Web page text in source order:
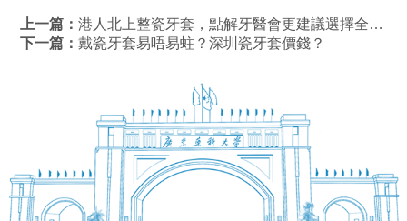
上一篇：港人北上整瓷牙套，點解牙醫會更建議選擇全瓷牙？維港口腔整瓷牙套優勢？
下一篇：戴瓷牙套易唔易蛀？深圳瓷牙套價錢？